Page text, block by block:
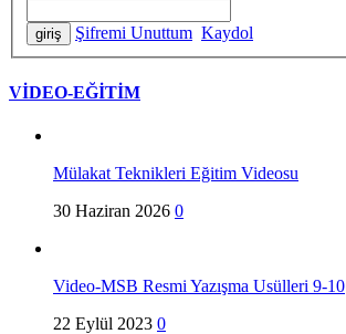
Şifremi Unuttum Kaydol
VİDEO-EĞİTİM
Mülakat Teknikleri Eğitim Videosu
30 Haziran 2026 0
Video-MSB Resmi Yazışma Usülleri 9-10
22 Eylül 2023 0